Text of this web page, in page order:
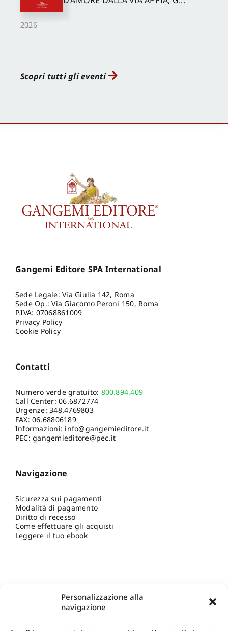
Personalizzazione alla
navigazione
2026
Scopri tutti gli eventi
Gangemi Editore SPA International
Sede Legale: Via Giulia 142, Roma
Sede Op.: Via Giacomo Peroni 150, Roma
P.IVA: 07068861009
Privacy Policy
Cookie Policy
Contatti
Numero verde gratuito: 800.894.409
Call Center:06.6872774
Urgenze:348.4769803
FAX: 06.68806189
Informazioni: info@gangemieditore.it
PEC: gangemieditore@pec.it
Navigazione
Sicurezza sui pagamenti
Modalità di pagamento
Diritto di recesso
Come effettuare gli acquisti
Leggere il tuo ebook